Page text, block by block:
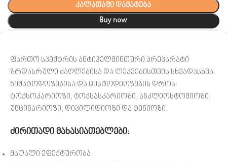
კალათაში დამატება
Buy now
ფართო სპექტრის ანტიჰელმინთური პრეპარატი
ზრდასრული ძაღლებისა და ლეკვებისთვის სხვადასხვა
ნემატოდოზებისა და ცესტოდიოზების დროს:
ტოქსოკარიოზი, ტოქსასკარიოზი, ანკლიოსტომიოზი,
უნცინარიოზი, დიპილიდიოზი და ტენიოზი.
ძირითადი მახასიათებლები:
მაღალი ეფექტურობა.